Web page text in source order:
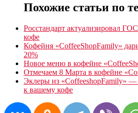
Похожие статьи по
Росстандарт актуализировал
кофе
Кофейня «CoffeеShopFamily»
20%
Новое меню в кофейне
Отмечаем 8 Марта в кофейне
Эклеры из «CoffeeshopFamily» —
к вашему кофе